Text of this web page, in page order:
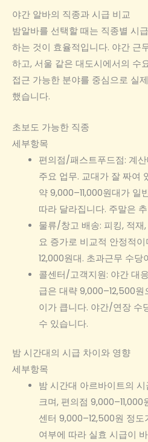
야간 알바의 직종과 시급 비교
밤알바를 선택할 때는 직종별 시
하는 것이 효율적입니다. 야간 근
하고, 서울 같은 대도시에서의 수
접근 가능한 분야를 중심으로 실
했습니다.
초보도 가능한 직종
세부항목
편의점/패스트푸드점: 계
주요 업무. 교대가 잘 짜여
약 9,000–11,000원대가 일
따라 달라집니다. 주말은
물류/창고 배송: 피킹, 적재
요 증가로 비교적 안정적
12,000원대. 초과근무 수당
콜센터/고객지원: 야간 대
급은 대략 9,000–12,500
이가 큽니다. 야간/연장 수
수 있습니다.
밤 시간대의 시급 차이와 영향
세부항목
밤 시간대 아르바이트의
크며, 편의점
센터 9,000–12,500원 정
여부에 따라 실효 시급이